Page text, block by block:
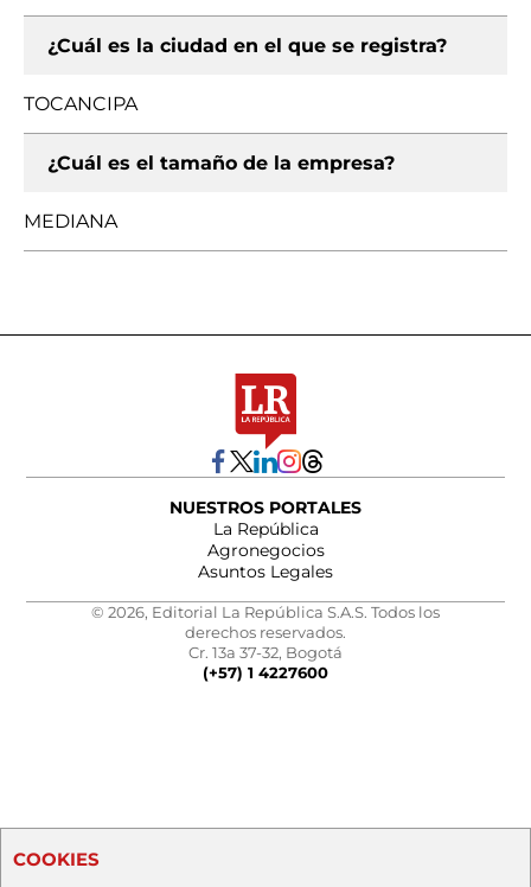
¿Cuál es la ciudad en el que se registra?
TOCANCIPA
¿Cuál es el tamaño de la empresa?
MEDIANA
NUESTROS PORTALES
La República
Agronegocios
Asuntos Legales
© 2026, Editorial La República S.A.S. Todos los
derechos reservados.
Cr. 13a 37-32, Bogotá
(+57) 1 4227600
COOKIES